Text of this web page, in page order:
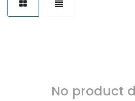
No product